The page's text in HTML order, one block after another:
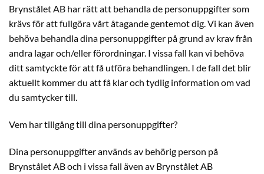
Brynstålet AB har rätt att behandla de personuppgifter som
krävs för att fullgöra vårt åtagande gentemot dig. Vi kan även
behöva behandla dina personuppgifter på grund av krav från
andra lagar och/eller förordningar. I vissa fall kan vi behöva
ditt samtyckte för att få utföra behandlingen. I de fall det blir
aktuellt kommer du att få klar och tydlig information om vad
du samtycker till.
Vem har tillgång till dina personuppgifter?
Dina personuppgifter används av behörig person på
Brynstålet AB och i vissa fall även av Brynstålet AB